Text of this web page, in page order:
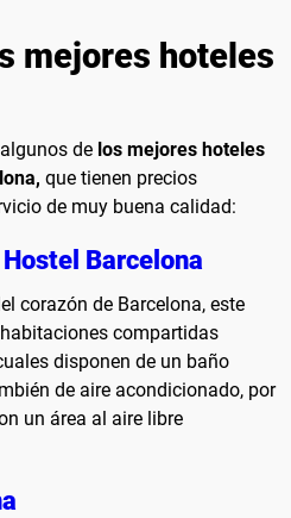
mejores hoteles
de los mejores hoteles
que tienen precios
de muy buena calidad:
Barcelona
corazón de Barcelona, este
compartidas
disponen de un baño
de aire acondicionado, por
un área al aire libre